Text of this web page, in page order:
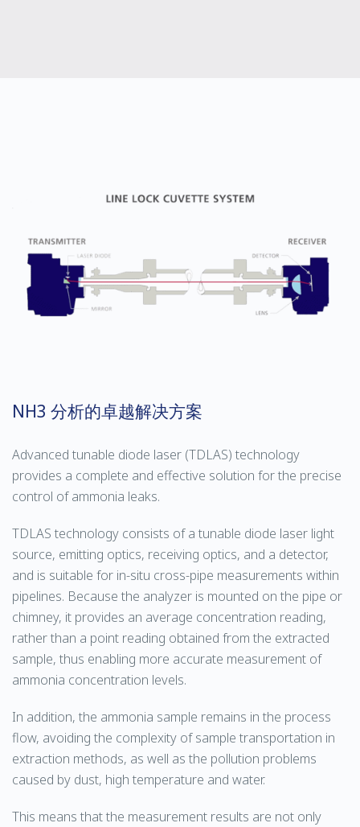
NH3 分析的卓越解决方案
Advanced tunable diode laser (TDLAS) technology
provides a complete and effective solution for the precise
control of ammonia leaks.
TDLAS technology consists of a tunable diode laser light
source, emitting optics, receiving optics, and a detector,
and is suitable for in-situ cross-pipe measurements within
pipelines. Because the analyzer is mounted on the pipe or
chimney, it provides an average concentration reading,
rather than a point reading obtained from the extracted
sample, thus enabling more accurate measurement of
ammonia concentration levels.
In addition, the ammonia sample remains in the process
flow, avoiding the complexity of sample transportation in
extraction methods, as well as the pollution problems
caused by dust, high temperature and water.
This means that the measurement results are not only